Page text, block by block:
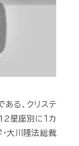
ある、クリステ
星座別に１カ
大川隆法総裁